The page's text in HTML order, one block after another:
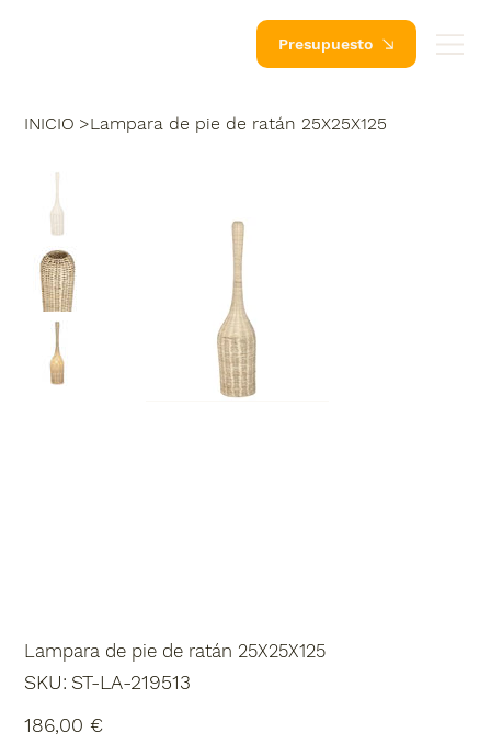
Presupuesto
INICIO >Lampara de pie de ratán 25X25X125
Lampara de pie de ratán 25X25X125
SKU: SKU
ST-
ST-LA-219513
186,00 €